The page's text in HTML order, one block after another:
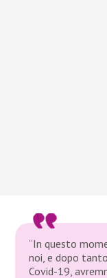
“In questo
noi, e dopo
Covid-19,